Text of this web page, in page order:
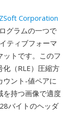
ZSoft Corporation
グラムの一つで
ティブフォーマ
ットです。このフ
化（RLE）圧縮方
ウント-値ペアに
を持つ画像で適度
バイトのヘッダ